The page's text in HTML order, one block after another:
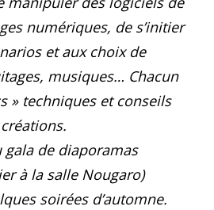
numériques, de s’initier
et aux choix de
musiques… Chacun
» techniques et conseils
gala de diaporamas
à la salle Nougaro)
soirées d’automne.